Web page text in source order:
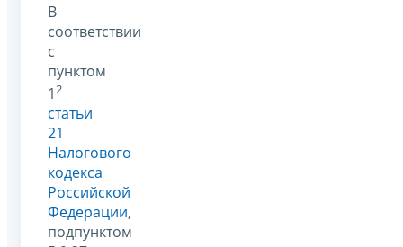
В
соответствии
с
пунктом
12
статьи
21
Налогового
кодекса
Российской
Федерации,
подпунктом